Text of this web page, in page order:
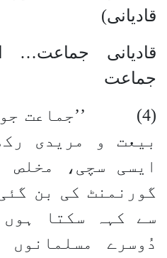
قادیانی)
قادیانی جماعت…
جماعت
(4) ’’جماعت جو
بیعت و مریدی
ایسی سچی، مخلص
گورنمنٹ کی بن
سے کہہ سکتا
دُوسرے